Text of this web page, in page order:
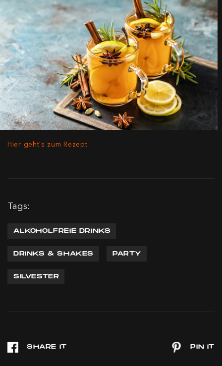
Hier geht's zum Rezept
Tags:
ALKOHOLFREIE DRINKS
DRINKS & SHAKES PARTY
SILVESTER